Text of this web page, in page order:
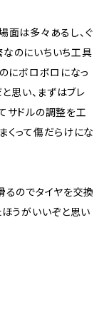
面は多々あるし、ぐ
のにいちいち工具
にボロボロになっ
思い、まずはブレ
サドルの調整を工
くって傷だらけにな
るのでタイヤを交換
ほうがいいぞと思い